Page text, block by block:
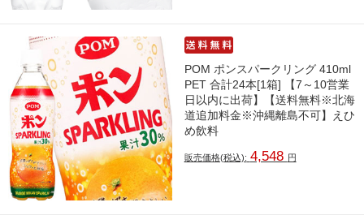
POM ポンスパークリング 410ml
PET 合計24本[1箱] 【7～10営業
日以内に出荷】【送料無料※北海
道追加料金※沖縄離島不可】えひ
め飲料
販売価格(税込): 4,548 円